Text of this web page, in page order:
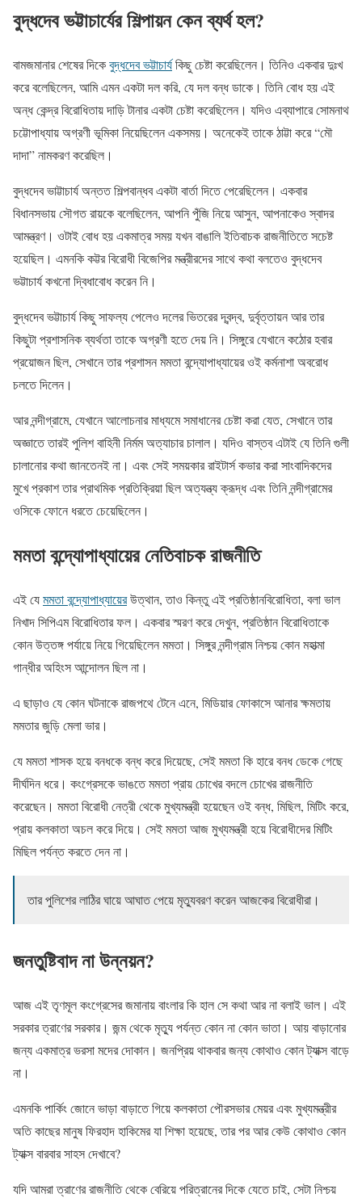
বুদ্ধদেব ভট্টাচার্যের শিল্পায়ন কেন ব্যর্থ হল?
বামজমানার শেষের দিকেবুদ্ধদেব ভট্টাচার্যকিছু চেষ্টা করেছিলেন। তিনিও একবার দুঃখ
করে বলেছিলেন, আমি এমন একটা দল করি, যে দল বন্ধ ডাকে। তিনি বোধ হয় এই
অন্ধ কেন্দ্র বিরোধিতায় দাড়ি টানার একটা চেষ্টা করেছিলেন। যদিও এব্যাপারে সোমনাথ
চট্টোপাধ্যায় অগ্রণী ভূমিকা নিয়েছিলেন একসময়। অনেকেই তাকে ঠাট্টা করে “মৌ
দাদা” নামকরণ করেছিল।
বুদ্ধদেব ভাট্টাচার্য অন্তত শিল্পবান্ধব একটা বার্তা দিতে পেরেছিলেন। একবার
বিধানসভায় সৌগত রায়কে বলেছিলেন, আপনি পুঁজি নিয়ে আসুন, আপনাকেও স্বাদর
আমন্ত্রণ। ওটাই বোধ হয় একমাত্র সময় যখন বাঙালি ইতিবাচক রাজনীতিতে সচেষ্ট
হয়েছিল। এমনকি কট্টর বিরোধী বিজেপির মন্ত্রীরদের সাথে কথা বলতেও বুদ্ধদেব
ভট্টাচার্য কখনো দ্বিধাবোধ করেন নি।
বুদ্ধদেব ভট্টাচার্য কিছু সাফল্য পেলেও দলের ভিতরের দ্বন্দ্ব, দুর্বৃত্তায়ন আর তার
কিছুটা প্রশাসনিক ব্যর্থতা তাকে অগ্রণী হতে দেয় নি। সিঙ্গুরে যেখানে কঠোর হবার
প্রয়োজন ছিল, সেখানে তার প্রশাসন মমতা বন্দ্যোপাধ্যায়ের ওই কর্মনাশা অবরোধ
চলতে দিলেন।
আর নন্দীগ্রামে, যেখানে আলোচনার মাধ্যমে সমাধানের চেষ্টা করা যেত, সেখানে তার
অজ্ঞাতে তারই পুলিশ বাহিনী নির্মম অত্যাচার চালাল। যদিও বাস্তব এটাই যে তিনি গুলী
চালানোর কথা জানতেনই না। এবং সেই সময়কার রাইটার্স কভার করা সাংবাদিকদের
মুখে প্রকাশ তার প্রাথমিক প্রতিক্রিয়া ছিল অত্যন্ত্য ক্রূদ্ধ এবং তিনি নন্দীগ্রামের
ওসিকে ফোনে ধরতে চেয়েছিলেন।
মমতা বন্দ্যোপাধ্যায়ের নেতিবাচক রাজনীতি
এই যেমমতা বন্দ্যোপাধ্যায়েরউত্থান, তাও কিন্তু এই প্রতিষ্ঠানবিরোধিতা, বলা ভাল
নিখাদ সিপিএম বিরোধিতার ফল। একবার স্মরণ করে দেখুন, প্রতিষ্ঠান বিরোধিতাকে
কোন উত্তঙ্গ পর্যায়ে নিয়ে গিয়েছিলেন মমতা। সিঙ্গুর নন্দীগ্রাম নিশ্চয় কোন মহাত্মা
গান্ধীর অহিংস আন্দোলন ছিল না।
এ ছাড়াও যে কোন ঘটনাকে রাজপথে টেনে এনে, মিডিয়ার ফোকাসে আনার ক্ষমতায়
মমতার জুড়ি মেলা ভার।
যে মমতা শাসক হয়ে বনধকে বন্ধ করে দিয়েছে, সেই মমতা কি হারে বনধ ডেকে গেছে
দীর্ঘদিন ধরে। কংগ্রেসকে ভাঙতে মমতা প্রায় চোখের বদলে চোখের রাজনীতি
করেছেন। মমতা বিরোধী নেত্রী থেকে মুখ্যমন্ত্রী হয়েছেন ওই বন্ধ, মিছিল, মিটিং করে,
প্রায় কলকাতা অচল করে দিয়ে। সেই মমতা আজ মুখ্যমন্ত্রী হয়ে বিরোধীদের মিটিং
মিছিল পর্যন্ত করতে দেন না।
তার পুলিশের লাঠির ঘায়ে আঘাত পেয়ে মৃত্যুবরণ করেন আজকের বিরোধীরা।
জনতুষ্টিবাদ না উন্নয়ন?
আজ এই তৃণমূল কংগ্রেসের জমানায় বাংলার কি হাল সে কথা আর না বলাই ভাল। এই
সরকার ত্রাণের সরকার। জন্ম থেকে মৃত্যু পর্যন্ত কোন না কোন ভাতা। আয় বাড়ানোর
জন্য একমাত্র ভরসা মদের দোকান। জনপ্রিয় থাকবার জন্য কোথাও কোন ট্যাক্স বাড়ে
না।
এমনকি পার্কিং জোনে ভাড়া বাড়াতে গিয়ে কলকাতা পৌরসভার মেয়র এবং মুখ্যমন্ত্রীর
অতি কাছের মানুষ ফিরহাদ হাকিমের যা শিক্ষা হয়েছে, তার পর আর কেউ কোথাও কোন
ট্যাক্স বারবার সাহস দেখাবে?
যদি আমরা ত্রাণের রাজনীতি থেকে বেরিয়ে পরিত্রানের দিকে যেতে চাই, সেটা নিশ্চয়